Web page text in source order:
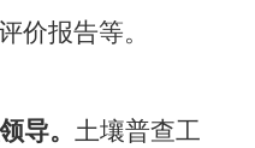
价报告等。
导。 土壤普查工